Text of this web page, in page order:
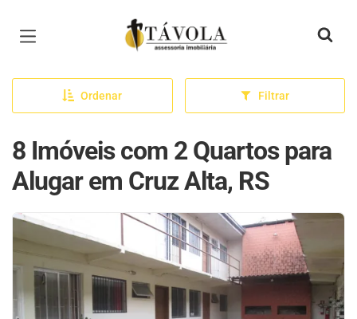
Página inicial
Ordenar Filtrar
8 Imóveis com 2 Quartos para
Alugar em Cruz Alta, RS